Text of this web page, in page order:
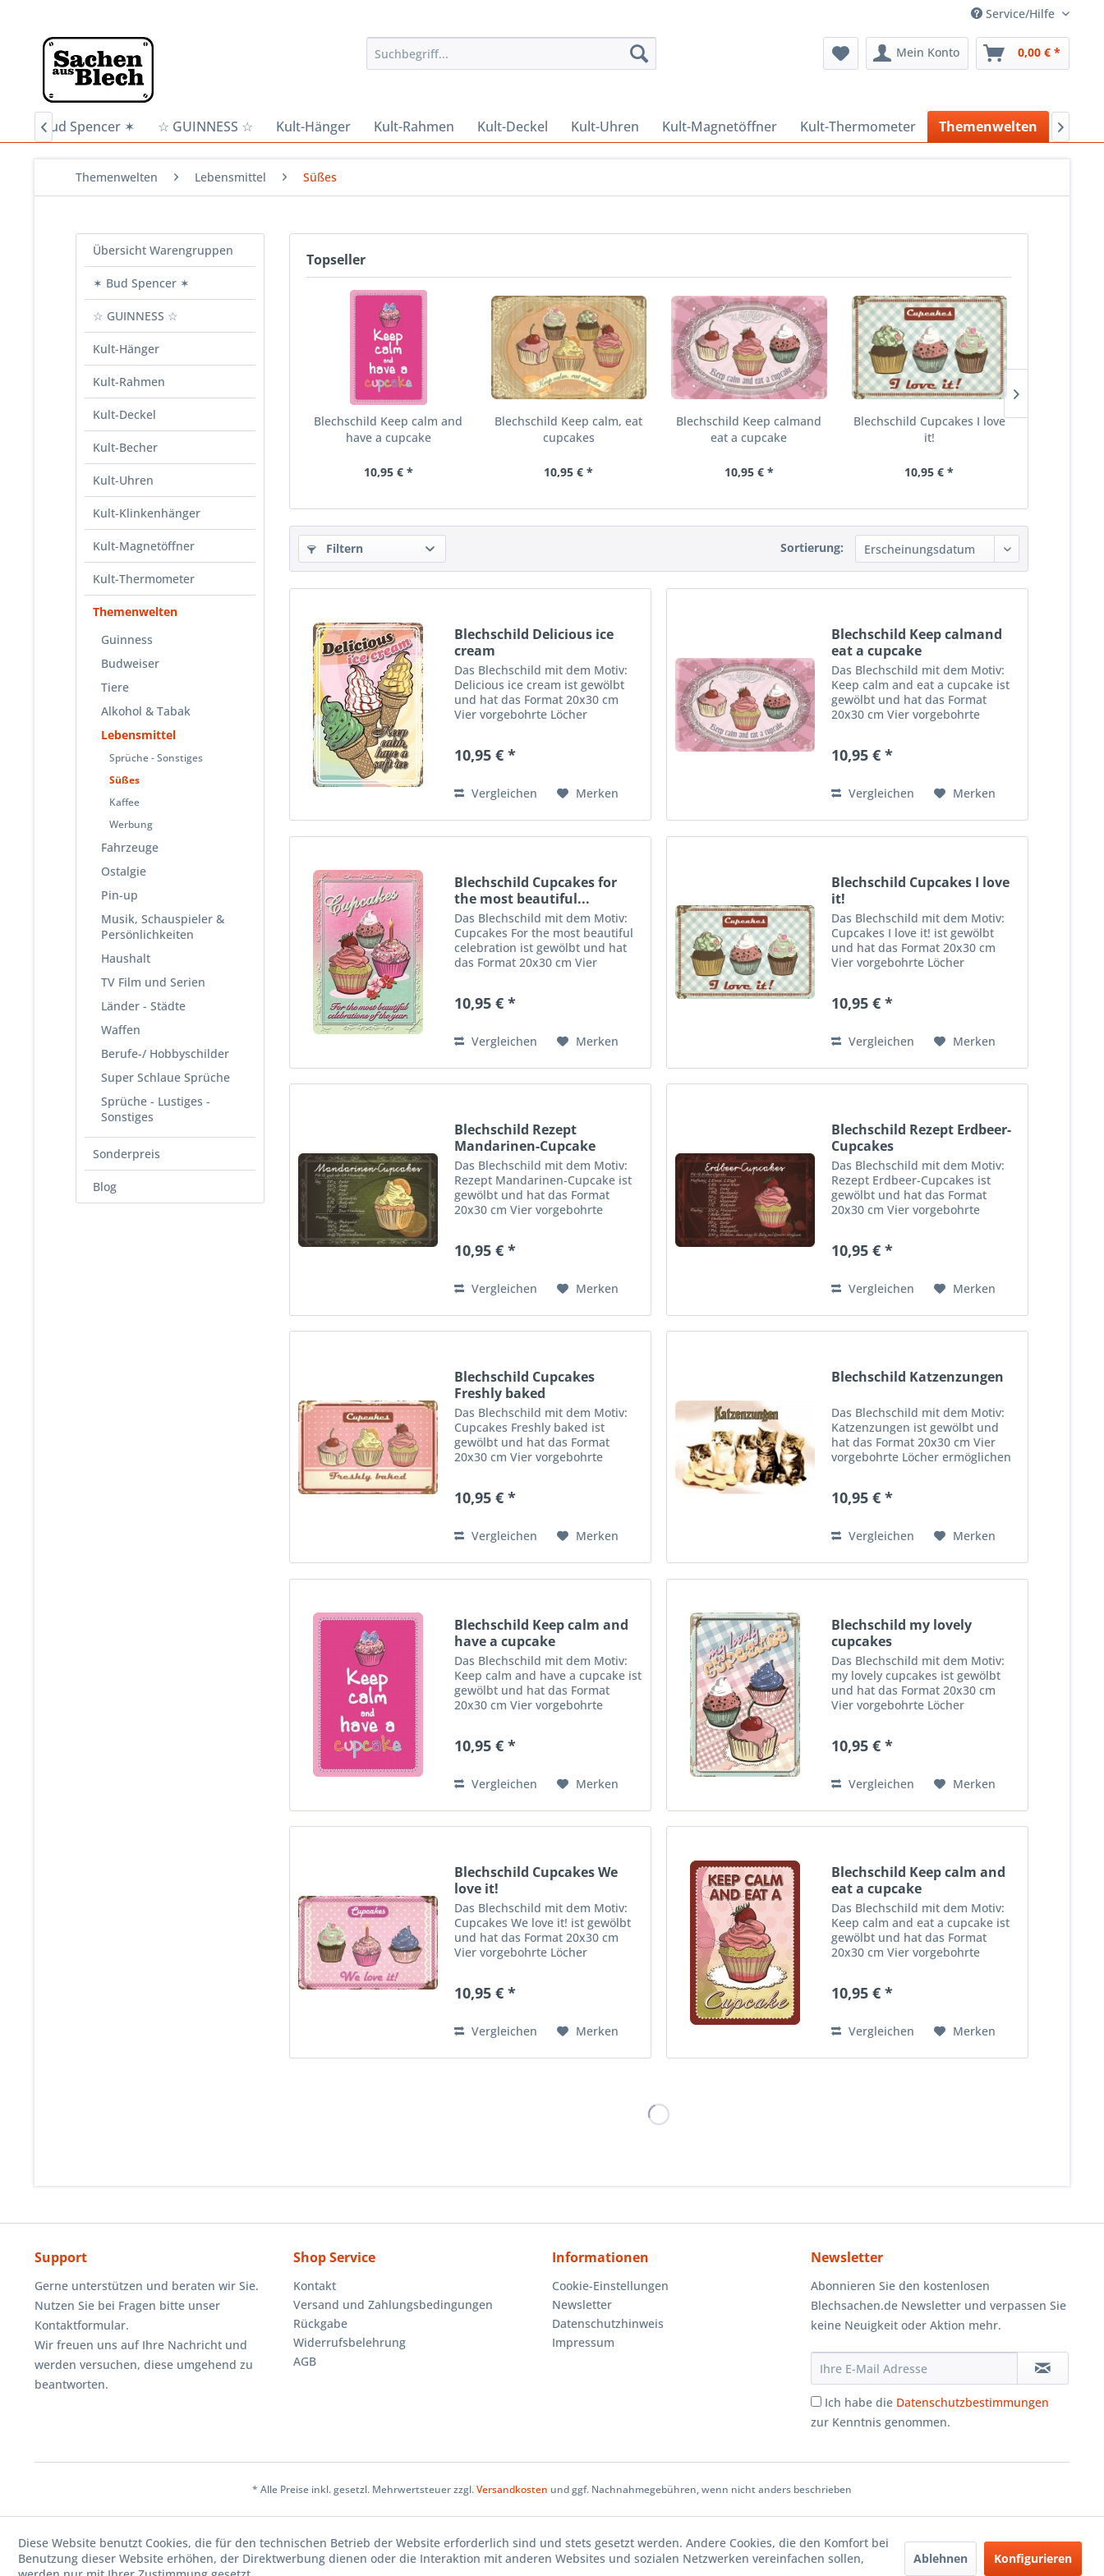
Service/Hilfe
Mein Konto 0,00 € *
✶ Bud Spencer ✶ ☆ GUINNESS ☆ Kult-Hänger Kult-Rahmen Kult-Deckel Kult-Uhren Kult-Magnetöffner Kult-Thermometer Themenwelten
 
Themenwelten Lebensmittel Süßes
Übersicht Warengruppen
✶ Bud Spencer ✶
☆ GUINNESS ☆
Kult-Hänger
Kult-Rahmen
Kult-Deckel
Kult-Becher
Kult-Uhren
Kult-Klinkenhänger
Kult-Magnetöffner
Kult-Thermometer
Themenwelten
Guinness
Budweiser
Tiere
Alkohol & Tabak
Lebensmittel
Sprüche - Sonstiges
Süßes
Kaffee
Werbung
Fahrzeuge
Ostalgie
Pin-up
Musik, Schauspieler &
Persönlichkeiten
Haushalt
TV Film und Serien
Länder - Städte
Waffen
Berufe-/ Hobbyschilder
Super Schlaue Sprüche
Sprüche - Lustiges -
Sonstiges
Sonderpreis
Blog
Topseller
Blechschild Keep calm and
have a cupcake
10,95 € *
Blechschild Keep calm, eat
cupcakes
10,95 € *
Blechschild Keep calmand
eat a cupcake
10,95 € *
Blechschild Cupcakes I love
it!
10,95 € *
Filtern Sortierung:
Blechschild Delicious ice
cream
Das Blechschild mit dem Motiv:
Delicious ice cream ist gewölbt
und hat das Format 20x30 cm
Vier vorgebohrte Löcher
Dekorationsobjekt für den
r....
10,95 € *
Vergleichen Merken
Blechschild Keep calmand
eat a cupcake
Das Blechschild mit dem Motiv:
Keep calm and eat a cupcake ist
gewölbt und hat das Format
20x30 cm Vier vorgebohrte
Ideales Dekorationsobjekt für
Kellerba...
10,95 € *
Vergleichen Merken
Blechschild Cupcakes for
the most beautiful...
Das Blechschild mit dem Motiv:
Cupcakes For the most beautiful
celebration ist gewölbt und hat
das Format 20x30 cm Vier
Wandmontage. Ideales
Wohnbereich...
10,95 € *
Vergleichen Merken
Blechschild Cupcakes I love
it!
Das Blechschild mit dem Motiv:
Cupcakes I love it! ist gewölbt
und hat das Format 20x30 cm
Vier vorgebohrte Löcher
Dekorationsobjekt für den
r....
10,95 € *
Vergleichen Merken
Blechschild Rezept
Mandarinen-Cupcake
Das Blechschild mit dem Motiv:
Rezept Mandarinen-Cupcake ist
gewölbt und hat das Format
20x30 cm Vier vorgebohrte
Ideales Dekorationsobjekt für
Kellerba r....
10,95 € *
Vergleichen Merken
Blechschild Rezept Erdbeer-
Cupcakes
Das Blechschild mit dem Motiv:
Rezept Erdbeer-Cupcakes ist
gewölbt und hat das Format
20x30 cm Vier vorgebohrte
Ideales Dekorationsobjekt für
Kellerba r....
10,95 € *
Vergleichen Merken
Blechschild Cupcakes
Freshly baked
Das Blechschild mit dem Motiv:
Cupcakes Freshly baked ist
gewölbt und hat das Format
20x30 cm Vier vorgebohrte
Ideales Dekorationsobjekt für
Kellerba r....
10,95 € *
Vergleichen Merken
Blechschild Katzenzungen
Das Blechschild mit dem Motiv:
Katzenzungen ist gewölbt und
hat das Format 20x30 cm Vier
vorgebohrte Löcher ermöglichen
Dekorationsobjekt für den
abgerundete...
10,95 € *
Vergleichen Merken
Blechschild Keep calm and
have a cupcake
Das Blechschild mit dem Motiv:
Keep calm and have a cupcake ist
gewölbt und hat das Format
20x30 cm Vier vorgebohrte
Ideales Dekorationsobjekt für
Kellerba...
10,95 € *
Vergleichen Merken
Blechschild my lovely
cupcakes
Das Blechschild mit dem Motiv:
my lovely cupcakes ist gewölbt
und hat das Format 20x30 cm
Vier vorgebohrte Löcher
Dekorationsobjekt für den
r....
10,95 € *
Vergleichen Merken
Blechschild Cupcakes We
love it!
Das Blechschild mit dem Motiv:
Cupcakes We love it! ist gewölbt
und hat das Format 20x30 cm
Vier vorgebohrte Löcher
Dekorationsobjekt für den
r....
10,95 € *
Vergleichen Merken
Blechschild Keep calm and
eat a cupcake
Das Blechschild mit dem Motiv:
Keep calm and eat a cupcake ist
gewölbt und hat das Format
20x30 cm Vier vorgebohrte
Ideales Dekorationsobjekt für
Kellerba...
10,95 € *
Vergleichen Merken
Support
Gerne unterstützen und beraten wir Sie.
Nutzen Sie bei Fragen bitte unser
Kontaktformular.
Wir freuen uns auf Ihre Nachricht und
werden versuchen, diese umgehend zu
beantworten.
Shop Service
Kontakt
Versand und Zahlungsbedingungen
Rückgabe
Widerrufsbelehrung
AGB
Informationen
Cookie-Einstellungen
Newsletter
Datenschutzhinweis
Impressum
Newsletter
Abonnieren Sie den kostenlosen
Blechsachen.de Newsletter und verpassen Sie
keine Neuigkeit oder Aktion mehr.
Ich habe die Datenschutzbestimmungen
zur Kenntnis genommen.
* Alle Preise inkl. gesetzl. Mehrwertsteuer zzgl.Versandkosten und ggf. Nachnahmegebühren, wenn nicht anders beschrieben
Diese Website benutzt Cookies, die für den technischen Betrieb der Website erforderlich sind und stets gesetzt werden. Andere Cookies, die den Komfort bei
Benutzung dieser Website erhöhen, der Direktwerbung dienen oder die Interaktion mit anderen Websites und sozialen Netzwerken vereinfachen sollen,
Ablehnen Konfigurieren